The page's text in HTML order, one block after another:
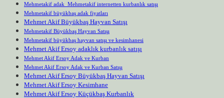
Mehmetakif adak Mehmetakif internetten kurbanlık satışı
Mehmetakif büyükbaş adak fiyatları
Mehmet Akif Büyükbaş Hayvan Satışı
Mehmetakif Büyükbaş Hayvan Satışı
Mehmetakif büyükbaş hayvan satışı ve kesimhanesi
Mehmet Akif Ersoy adaklık kurbanlık satışı
Mehmet Akif Ersoy Adak ve Kurban
Mehmet Akif Ersoy Adak ve Kurban Satışı
Mehmet Akif Ersoy Büyükbaş Hayvan Satışı
Mehmet Akif Ersoy Kesimhane
Mehmet Akif Ersoy Küçükbaş Kurbanlık